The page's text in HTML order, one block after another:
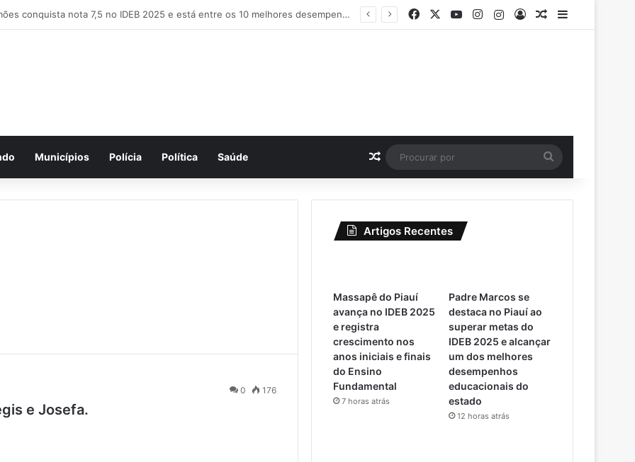
Massapê do Piauí avança no IDEB 2025 e registra crescimento nos anos iniciais e finais do Ensino Fundamental Facebook YouTubeInstagramInstagram
EntrarArtigo aleatório
Municípios Polícia Política Saúde Artigo aleatório
por
0 176
e Josefa.
Artigos Recentes
Massapê do Piauí
avança no IDEB 2025
e registra
crescimento nos
anos iniciais e finais
do Ensino
Fundamental
7 horas atrás
Padre Marcos se
destaca no Piauí ao
superar metas do
IDEB 2025 e alcançar
um dos melhores
desempenhos
educacionais do
estado
12 horas atrás